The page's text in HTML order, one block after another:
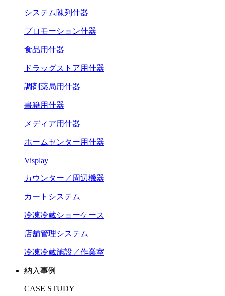
システム陳列什器
プロモーション什器
食品用什器
ドラッグストア用什器
調剤薬局用什器
書籍用什器
メディア用什器
ホームセンター用什器
Visplay
カウンター／周辺機器
カートシステム
冷凍冷蔵ショーケース
店舗管理システム
冷凍冷蔵施設／作業室
納入事例
CASE STUDY